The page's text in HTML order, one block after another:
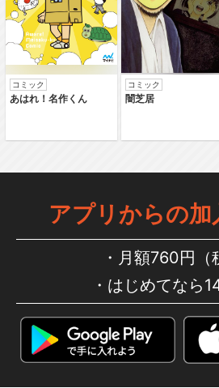
コミック
あはれ！名作くん
コミック
闇芝居
アプリからの加
月額760円（
はじめてなら